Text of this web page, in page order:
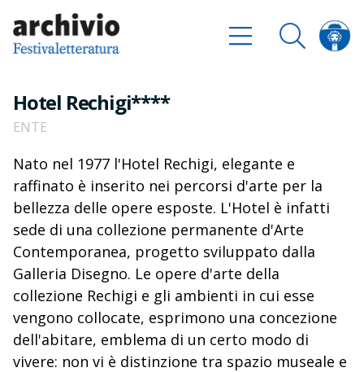
Hotel Rechigi****
ENTE
Nato nel 1977 l'Hotel Rechigi, elegante e
raffinato è inserito nei percorsi d'arte per la
bellezza delle opere esposte. L'Hotel è infatti
sede di una collezione permanente d'Arte
Contemporanea, progetto sviluppato dalla
Galleria Disegno. Le opere d'arte della
collezione Rechigi e gli ambienti in cui esse
vengono collocate, esprimono una concezione
dell'abitare, emblema di un certo modo di
vivere: non vi è distinzione tra spazio museale e